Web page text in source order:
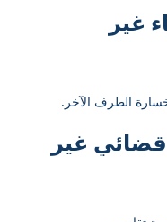
غير
الطرف الآخر.
قضائي غير